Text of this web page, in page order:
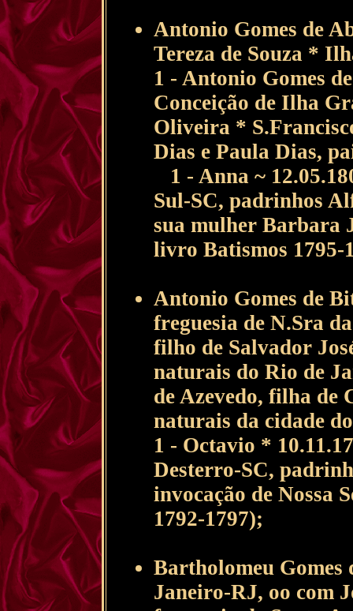
Antonio Gomes de
Tereza de Souza *
1 - Antonio Gomes
Conceição de Ilha
Oliveira *
Dias e Paula Dias,
1 - Anna ~
Sul-SC, padrinhos
sua mulher Barbara
livro Batismos 1795-
Antonio Gomes de
freguesia de N.Sra
filho de Salvador
naturais do Rio de
de Azevedo, filha de
naturais da cidade
1 - Octavio *
Desterro-SC,
invocação de Nossa
1792-1797);
Bartholomeu
Janeiro-RJ, oo com